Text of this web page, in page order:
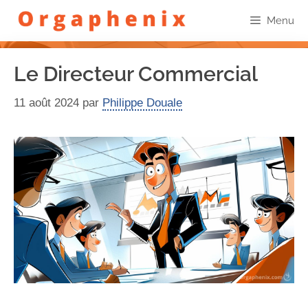
Menu
Le Directeur Commercial
11 août 2024 par Philippe Douale